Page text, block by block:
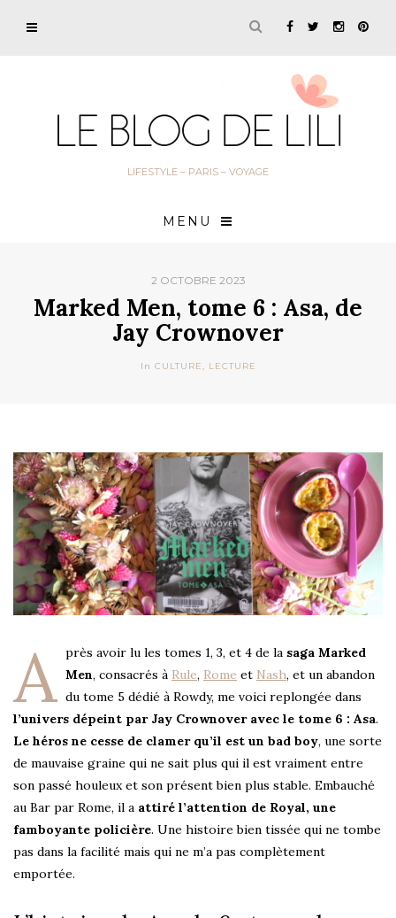
LIFESTYLE – PARIS – VOYAGE
MENU
2 OCTOBRE 2023
Marked Men, tome 6 : Asa, de
Jay Crownover
In CULTURE, LECTURE
A près avoir lu les tomes 1, 3, et 4 de la saga Marked
Men, consacrés à Rule, Rome et Nash, et un abandon
du tome 5 dédié à Rowdy, me voici replongée dans
l’univers dépeint par Jay Crownover avec le tome 6 : Asa.
Le héros ne cesse de clamer qu’il est un bad boy, une sorte
de mauvaise graine qui ne sait plus qui il est vraiment entre
son passé houleux et son présent bien plus stable. Embauché
au Bar par Rome, il a attiré l’attention de Royal, une
famboyante policière. Une histoire bien tissée qui ne tombe
pas dans la facilité mais qui ne m’a pas complètement
emportée.